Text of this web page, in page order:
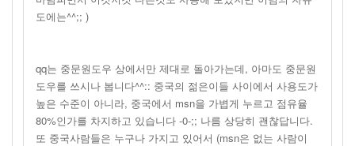
도에는^^;; )
qq는 중문원도우 상에서만 제대로 돌아가는데, 아마도 중문원
도우를 쓰시나 봅니다^^:: 중국의 젊은이들 사이에서 사용도가
높은 수준이 아니라, 중국에서 msn을 가볍게 누르고 점유율
80%인가를 차지하고 있습니다 -0-;; 나름 상당히 괜찮답니다.
또 중국사람들은 누구나 가지고 있어서 (msn은 없는 사람이